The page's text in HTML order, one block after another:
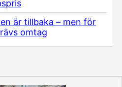
är tillbaka – men för
omtag